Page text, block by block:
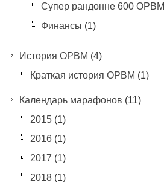
Супер рандонне 600 ОРВМ
Финансы (1)
История ОРВМ (4)
Краткая история ОРВМ (1)
Календарь марафонов (11)
2015(1)
2016(1)
2017 (1)
2018(1)